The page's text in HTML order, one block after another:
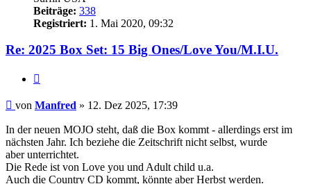
Beiträge: 338
Registriert: 1. Mai 2020, 09:32
Re: 2025 Box Set: 15 Big Ones/Love You/M.I.U.
Beitrag
von Manfred » 12. Dez 2025, 17:39
In der neuen MOJO steht, daß die Box kommt - allerdings erst im
nächsten Jahr. Ich beziehe die Zeitschrift nicht selbst, wurde
aber unterrichtet.
Die Rede ist von Love you und Adult child u.a.
Auch die Country CD kommt, könnte aber Herbst werden.